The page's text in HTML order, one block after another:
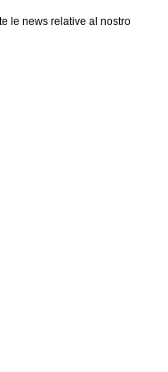
le news relative al nostro